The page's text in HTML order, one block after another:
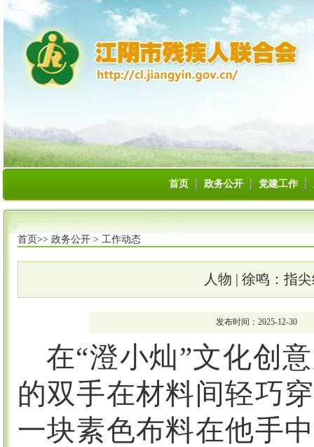
首页 政务公开 党建工作
首页>> 政务公开> 工作动态
人物 | 徐鸣：指
发布时间：2025-12-30
在“澄小灿”文化创
的双手在材料间轻巧
一块素色布料在他手